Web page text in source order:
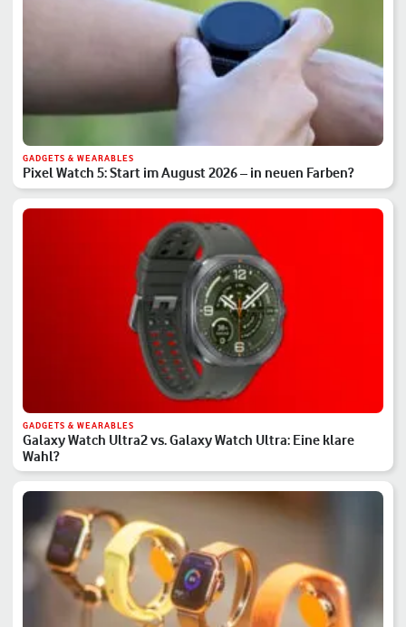
GADGETS & WEARABLES
Pixel Watch 5: Start im August 2026 – in neuen Farben?
GADGETS & WEARABLES
Galaxy Watch Ultra2 vs. Galaxy Watch Ultra: Eine klare
Wahl?